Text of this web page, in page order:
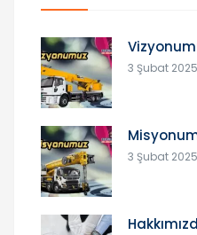
3 Şubat 2025
3 Şubat 2025